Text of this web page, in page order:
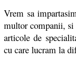
Vrem sa
multor companii, si
articole de
cu care lucram la